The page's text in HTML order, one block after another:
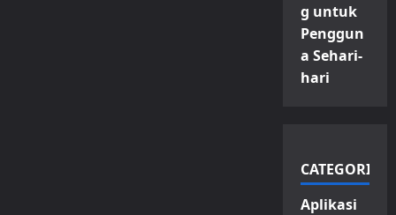
g untuk
Penggun
a Sehari-
hari
CATEGORIES
Aplikasi